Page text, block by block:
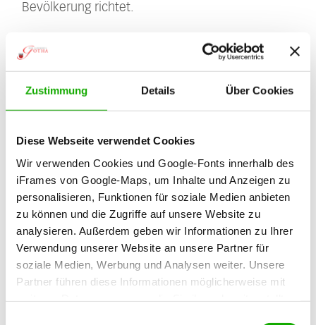
Zustimmung Details Über Cookies
Diese Webseite verwendet Cookies
Wir verwenden Cookies und Google-Fonts innerhalb des
iFrames von Google-Maps, um Inhalte und Anzeigen zu
personalisieren, Funktionen für soziale Medien anbieten
zu können und die Zugriffe auf unsere Website zu
analysieren. Außerdem geben wir Informationen zu Ihrer
Verwendung unserer Website an unsere Partner für
soziale Medien, Werbung und Analysen weiter. Unsere
Partner führen diese Informationen möglicherweise mit
Bevölkerung richtet.
www.geoportal-landkreis-gotha.de/viewer.php
Was bietet das Geoportal für die Kommune?
bislang häufig nicht effektiv genutzt werden.
Gründe hierfür sind unzureichende
Datenstrukturen und unterschiedliche
Datenformate.
Die digitale Aufbereitung der Datenbestände, die
Bereitstellung über Geodienste und die Nutzung
innerhalb eines Geoportals erleichtern die interne
und externe Nutzung von Geoinformationen. So